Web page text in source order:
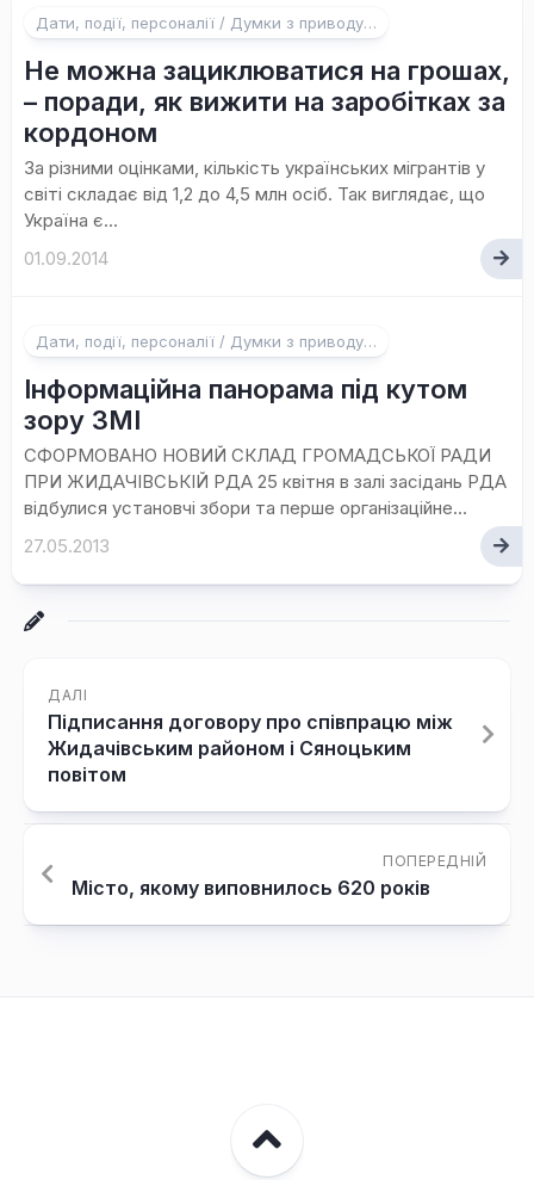
Дати, події, персоналії / Думки з приводу…
Не можна зациклюватися на грошах,
– поради, як вижити на заробітках за
кордоном
За різними оцінками, кількість українських мігрантів у
світі складає від 1,2 до 4,5 млн осіб. Так виглядає, що
Україна є...
01.09.2014
Дати, події, персоналії / Думки з приводу…
Інформаційна панорама під кутом
зору ЗМІ
СФОРМОВАНО НОВИЙ СКЛАД ГРОМАДСЬКОЇ РАДИ
ПРИ ЖИДАЧІВСЬКІЙ РДА 25 квітня в залі засідань РДА
відбулися установчі збори та перше організаційне...
27.05.2013
ДАЛІ
Підписання договору про співпрацю між
Жидачівським районом і Сяноцьким
повітом
ПОПЕРЕДНІЙ
Місто, якому виповнилось 620 років